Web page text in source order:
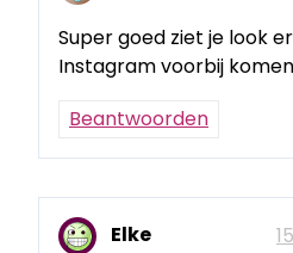
Super goed ziet je look
Instagram voorbij
Beantwoorden
Elke